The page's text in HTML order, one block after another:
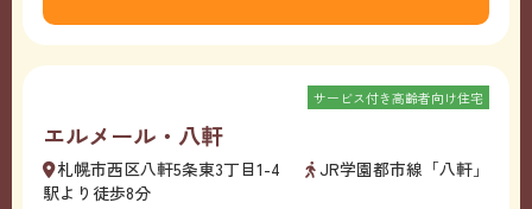
エルメール・八軒
サービス付き高齢者向け住宅
札幌市西区八軒5条東3丁目1-4
JR学園都市線「八軒」
駅より徒歩8分